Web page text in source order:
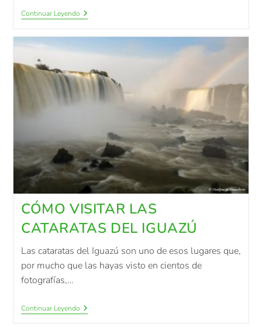
Continuar Leyendo
CÓMO VISITAR LAS
CATARATAS DEL IGUAZÚ
Las cataratas del Iguazú son uno de esos lugares que,
por mucho que las hayas visto en cientos de
fotografías,…
Continuar Leyendo